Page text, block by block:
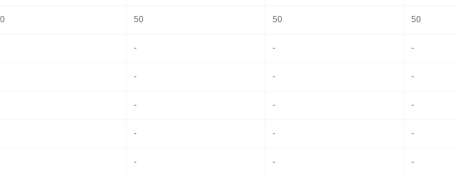
50 50 50
- - -
- - -
- - -
- - -
- - -